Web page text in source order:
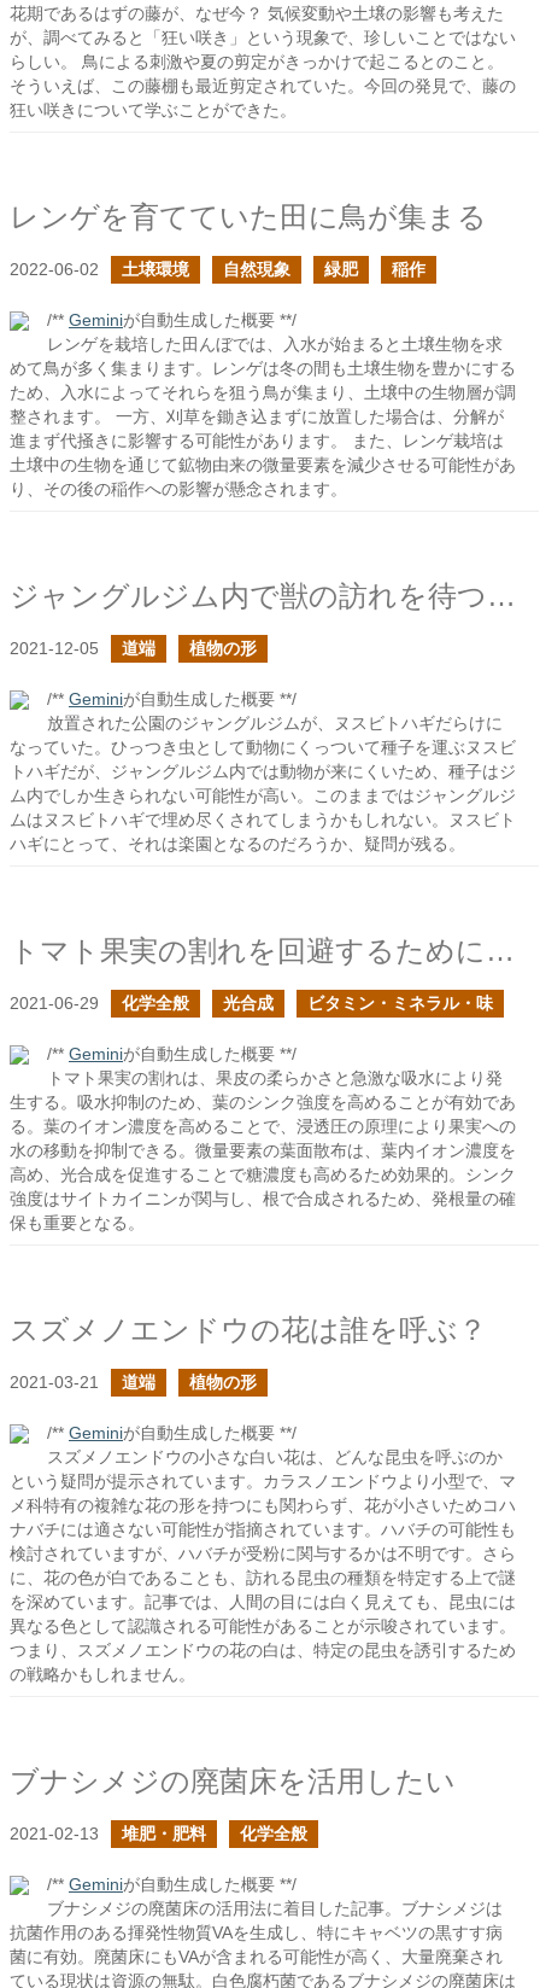
花期であるはずの藤が、なぜ今？ 気候変動や土壌の影響も考えた
が、調べてみると「狂い咲き」という現象で、珍しいことではない
らしい。 鳥による刺激や夏の剪定がきっかけで起こるとのこと。
そういえば、この藤棚も最近剪定されていた。今回の発見で、藤の
狂い咲きについて学ぶことができた。
レンゲを育てていた田に鳥が集まる
2022-06-02 土壌環境 自然現象 緑肥 稲作
/** Geminiが自動生成した概要 **/
レンゲを栽培した田んぼでは、入水が始まると土壌生物を求
めて鳥が多く集まります。レンゲは冬の間も土壌生物を豊かにする
ため、入水によってそれらを狙う鳥が集まり、土壌中の生物層が調
整されます。 一方、刈草を鋤き込まずに放置した場合は、分解が
進まず代掻きに影響する可能性があります。 また、レンゲ栽培は
土壌中の生物を通じて鉱物由来の微量要素を減少させる可能性があ
り、その後の稲作への影響が懸念されます。
ジャングルジム内で獣の訪れを待つひっつき虫
2021-12-05 道端 植物の形
/** Geminiが自動生成した概要 **/
放置された公園のジャングルジムが、ヌスビトハギだらけに
なっていた。ひっつき虫として動物にくっついて種子を運ぶヌスビ
トハギだが、ジャングルジム内では動物が来にくいため、種子はジ
ム内でしか生きられない可能性が高い。このままではジャングルジ
ムはヌスビトハギで埋め尽くされてしまうかもしれない。ヌスビト
ハギにとって、それは楽園となるのだろうか、疑問が残る。
トマト果実の割れを回避するために葉のシンク強度を考える
2021-06-29 化学全般 光合成 ビタミン・ミネラル・味
/** Geminiが自動生成した概要 **/
トマト果実の割れは、果皮の柔らかさと急激な吸水により発
生する。吸水抑制のため、葉のシンク強度を高めることが有効であ
る。葉のイオン濃度を高めることで、浸透圧の原理により果実への
水の移動を抑制できる。微量要素の葉面散布は、葉内イオン濃度を
高め、光合成を促進することで糖濃度も高めるため効果的。シンク
強度はサイトカイニンが関与し、根で合成されるため、発根量の確
保も重要となる。
スズメノエンドウの花は誰を呼ぶ？
2021-03-21 道端 植物の形
/** Geminiが自動生成した概要 **/
スズメノエンドウの小さな白い花は、どんな昆虫を呼ぶのか
という疑問が提示されています。カラスノエンドウより小型で、マ
メ科特有の複雑な花の形を持つにも関わらず、花が小さいためコハ
ナバチには適さない可能性が指摘されています。ハバチの可能性も
検討されていますが、ハバチが受粉に関与するかは不明です。さら
に、花の色が白であることも、訪れる昆虫の種類を特定する上で謎
を深めています。記事では、人間の目には白く見えても、昆虫には
異なる色として認識される可能性があることが示唆されています。
つまり、スズメノエンドウの花の白は、特定の昆虫を誘引するため
の戦略かもしれません。
ブナシメジの廃菌床を活用したい
2021-02-13 堆肥・肥料 化学全般
/** Geminiが自動生成した概要 **/
ブナシメジの廃菌床の活用法に着目した記事。ブナシメジは
抗菌作用のある揮発性物質VAを生成し、特にキャベツの黒すす病
菌に有効。廃菌床にもVAが含まれる可能性が高く、大量廃棄され
ている現状は資源の無駄。白色腐朽菌であるブナシメジの廃菌床は